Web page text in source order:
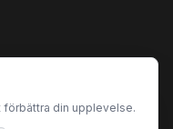
förbättra din upplevelse.